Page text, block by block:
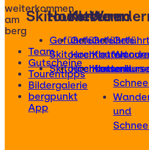
weiterkommen
am
berg
Team
Gutscheine
Tourentipps
Bildergalerie
bergpunkt
App
Skitouren
Geführte
Skitouren
Skitourenkurse
Hochtouren
Geführte
Hochtouren
Klettern
Geführte
und
und